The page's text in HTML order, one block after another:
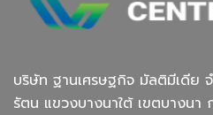
บริษัท ฐานเศรษฐกิจ มัลติมีเดีย
รัตน แขวงบางนาใต้ เขตบางนา